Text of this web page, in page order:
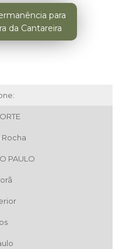
para
da Cantareira
Rocha
PAULO